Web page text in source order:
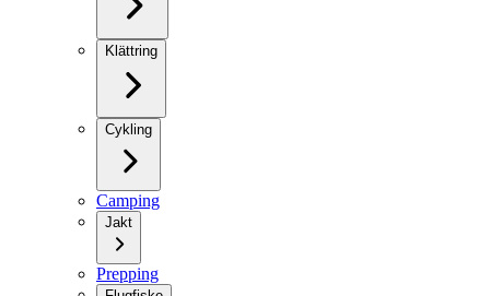
Klättring
Cykling
Camping
Jakt
Prepping